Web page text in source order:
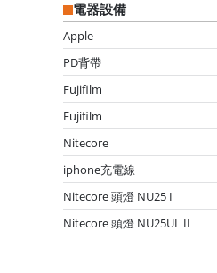
電器設備
Apple
PD背帶
Fujifilm
Fujifilm
Nitecore
iphone充電線
Nitecore 頭燈 NU25 I
Nitecore 頭燈 NU25UL II